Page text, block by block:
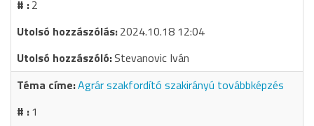
2
2024.10.18 12:04
Stevanovic Iván
Agrár szakfordító szakirányú továbbképzés
1